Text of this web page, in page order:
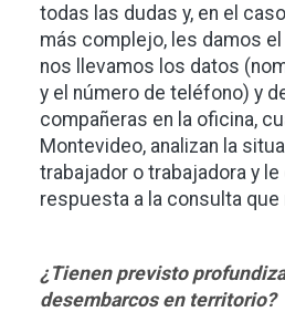
todas las dudas y, en el
más complejo, les damos el
nos llevamos los datos
y el número de teléfono) y
compañeras en la oficina,
Montevideo, analizan la
trabajador o trabajadora y le
respuesta a la consulta que
¿Tienen previsto
desembarcos en territorio?